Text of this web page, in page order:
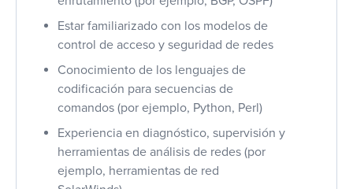
Estar familiarizado con los modelos de
control de acceso y seguridad de redes
Conocimiento de los lenguajes de
codificación para secuencias de
comandos (por ejemplo, Python, Perl)
Experiencia en diagnóstico, supervisión y
herramientas de análisis de redes (por
ejemplo, herramientas de red